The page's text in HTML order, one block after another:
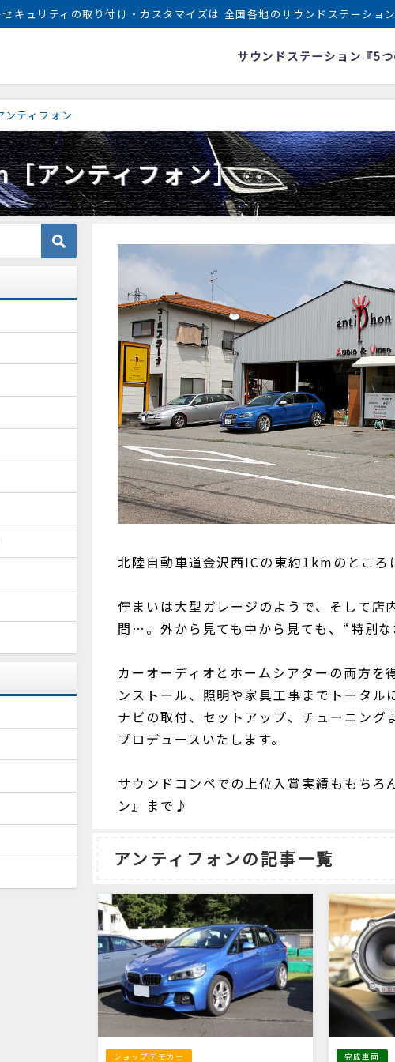
キュリティの取り付け・カスタマイズは 全国各地のサウンドステーショ
サウンドステーション『5つ
ンティフォン
アンティフォン］
北陸自動車道金沢西ICの東約1kmのところ
佇まいは大型ガレージのようで、そして
間…。外から見ても中から見ても、“特別な
カーオーディオとホームシアターの両方
ンストール、照明や家具工事までトータル
ナビの取付、セットアップ、チューニン
プロデュースいたします。
サウンドコンペでの上位入賞実績ももちろ
ン』まで♪
アンティフォンの記事一覧
ショップデモカー 完成車両